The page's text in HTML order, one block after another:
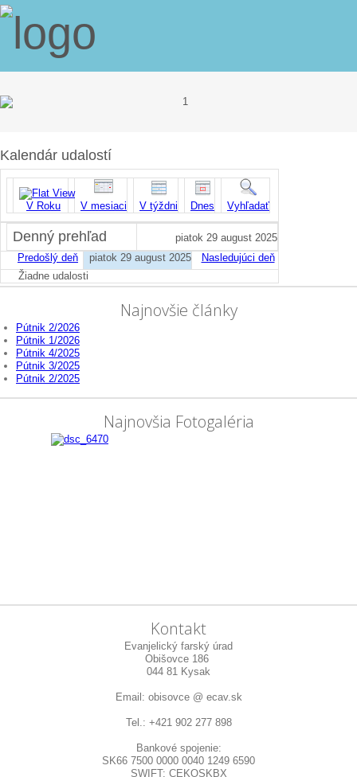
Kalendár udalostí
V Roku V mesiaci V týždni Dnes Vyhľadať
Denný prehľad
piatok 29 august 2025
Predošlý deň
piatok 29 august 2025
Nasledujúci deň
Žiadne udalosti
Najnovšie články
Pútnik 2/2026
Pútnik 1/2026
Pútnik 4/2025
Pútnik 3/2025
Pútnik 2/2025
Najnovšia Fotogaléria
Kontakt
Evanjelický farský úrad
Obišovce 186
044 81 Kysak
Email: obisovce @ ecav.sk
Tel.: +421 902 277 898
Bankové spojenie:
SK66 7500 0000 0040 1249 6590
SWIFT: CEKOSKBX